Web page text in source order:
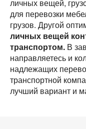
личных вещей,
для перевозки
грузов. Другой
личных вещей
транспортом. В
направляетесь и
надлежащих
транспортной
лучший вариант и